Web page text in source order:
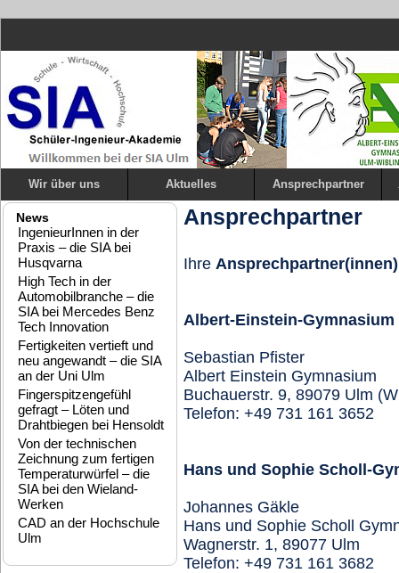
Wir über uns Aktuelles Ansprechpartner
News
IngenieurInnen in der
Praxis – die SIA bei
Husqvarna
High Tech in der
Automobilbranche – die
SIA bei Mercedes Benz
Tech Innovation
Fertigkeiten vertieft und
neu angewandt – die SIA
an der Uni Ulm
Fingerspitzengefühl
gefragt – Löten und
Drahtbiegen bei Hensoldt
Von der technischen
Zeichnung zum fertigen
Temperaturwürfel – die
SIA bei den Wieland-
Werken
CAD an der Hochschule
Ulm
Ansprechpartner
Ihre Ansprechpartner(innen)
Albert-Einstein-Gymnasium
Sebastian Pfister
Albert Einstein Gymnasium
Buchauerstr. 9, 89079 Ulm
Telefon: +49 731 161 3652
Hans und Sophie Scholl-
Johannes Gäkle
Hans und Sophie Scholl
Wagnerstr. 1, 89077 Ulm
Telefon: +49 731 161 3682